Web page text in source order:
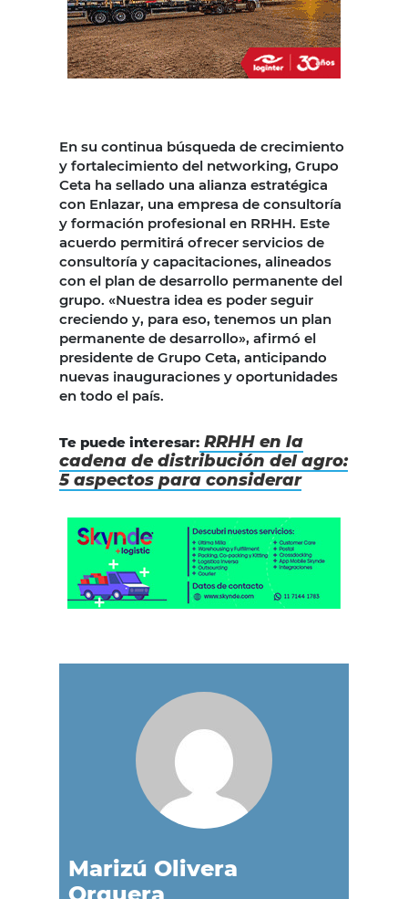
En su continua búsqueda de crecimiento
y fortalecimiento del networking, Grupo
Ceta ha sellado una alianza estratégica
con Enlazar, una empresa de consultoría
y formación profesional en RRHH. Este
acuerdo permitirá ofrecer servicios de
consultoría y capacitaciones, alineados
con el plan de desarrollo permanente del
grupo. «Nuestra idea es poder seguir
creciendo y, para eso, tenemos un plan
permanente de desarrollo», afirmó el
presidente de Grupo Ceta, anticipando
nuevas inauguraciones y oportunidades
en todo el país.
Te puede interesar: RRHH en la
cadena de distribución del agro:
5 aspectos para considerar
Marizú Olivera